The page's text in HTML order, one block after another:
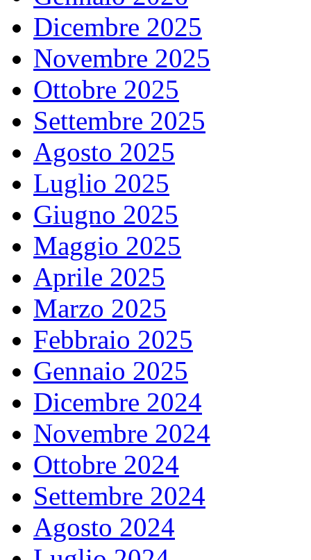
Dicembre 2025
Novembre 2025
Ottobre 2025
Settembre 2025
Agosto 2025
Luglio 2025
Giugno 2025
Maggio 2025
Aprile 2025
Marzo 2025
Febbraio 2025
Gennaio 2025
Dicembre 2024
Novembre 2024
Ottobre 2024
Settembre 2024
Agosto 2024